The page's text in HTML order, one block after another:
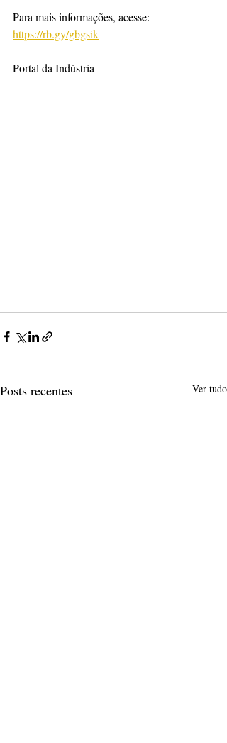
Para mais informações, acesse:
https://rb.gy/gbgsik
Portal da Indústria
Posts recentes Ver tudo